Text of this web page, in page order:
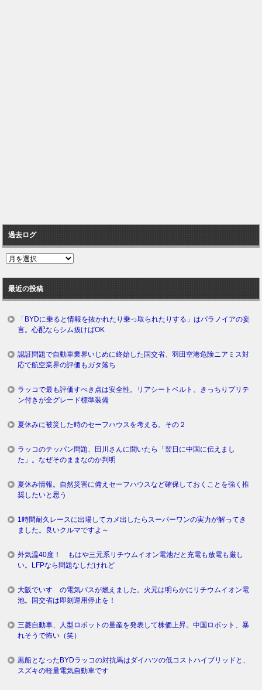
過去ログ
過
ロ
グ
最近の投稿
「BYDに乗ると情報を抜かれたり乗っ取られたりする」はパラノイアの妄
言。心配ならシム抜けばOK
認証問題で自動車業界いじめに終始した国交省、羽田空港危険ニアミス対
応で航空業界の評価もガタ落ち
ラッコで最も評価すべき点は安全性。リアシートベルト、きっちりプリテ
ン付きが全グレード標準装備
夏休みに被災した時のセーフハウスを考える。その２
ラッコのテッパン問題、田川さんに聞いたら「翌日に中国に伝えまし
た」。なぜそのままなのか判明
夏休み情報。自然災害に備えセーフハウスなど確保しておくことを強く推
奨したいと思う
1時間耐久レースに出場してカメ出したらスーパーワンの実力が解ってき
ました。良いクルマですよ～
外気温40度！ もはや三元系リチウムイオン電池だと充電も放電も厳し
い。LFPなら問題なしだけれど
大阪でいすゞの電気バスが燃えました。火元は明らかにリチウムイオン電
池。国交省は即刻運用停止を！
三菱自動車、人型ロボットの量産を発表して株価上昇。中国ロボット、暴
れそうで怖い（笑）
黒船となったBYDラッコの対抗馬はダイハツの低コストハイブリッドと、
スズキの軽量電気自動車です